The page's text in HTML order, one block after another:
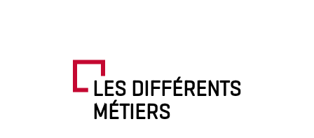
LES DIFFÉRENTS
MÉTIERS